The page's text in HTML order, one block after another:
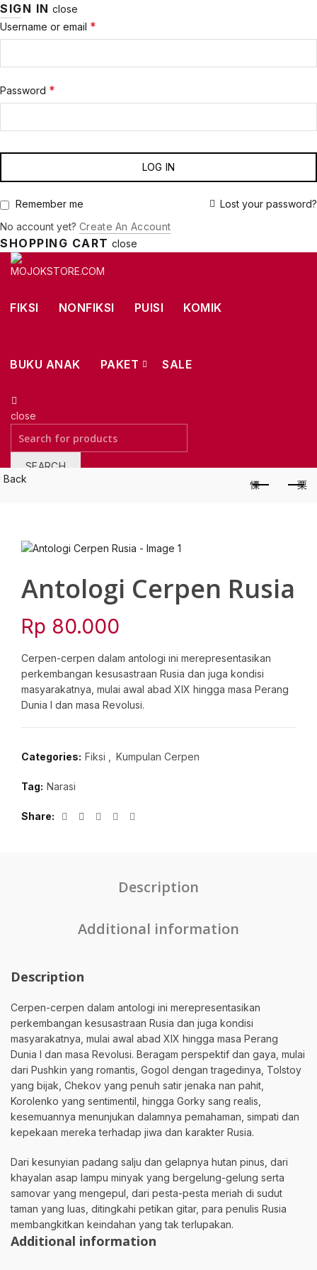
SIGN IN close
Username or email *
Password *
LOG IN
Lost your password?
Remember me
No account yet? Create An Account
SHOPPING CART close
FIKSI NONFIKSI PUISI KOMIK
BUKU ANAK PAKET SALE
close
for:
SEARCH
Back
Antologi Cerpen Rusia
Rp 80.000
Cerpen-cerpen dalam antologi ini merepresentasikan
perkembangan kesusastraan Rusia dan juga kondisi
masyarakatnya, mulai awal abad XIX hingga masa Perang
Dunia I dan masa Revolusi.
Categories: Fiksi Kumpulan Cerpen
Tag: Narasi
Share
Description
Additional information
Description
Cerpen-cerpen dalam antologi ini merepresentasikan
perkembangan kesusastraan Rusia dan juga kondisi
masyarakatnya, mulai awal abad XIX hingga masa Perang
Dunia I dan masa Revolusi. Beragam perspektif dan gaya, mulai
dari Pushkin yang romantis, Gogol dengan tragedinya, Tolstoy
yang bijak, Chekov yang penuh satir jenaka nan pahit,
Korolenko yang sentimentil, hingga Gorky sang realis,
kesemuannya menunjukan dalamnya pemahaman, simpati dan
kepekaan mereka terhadap jiwa dan karakter Rusia.
Dari kesunyian padang salju dan gelapnya hutan pinus, dari
khayalan asap lampu minyak yang bergelung-gelung serta
samovar yang mengepul, dari pesta-pesta meriah di sudut
taman yang luas, ditingkahi petikan gitar, para penulis Rusia
membangkitkan keindahan yang tak terlupakan.
Additional information